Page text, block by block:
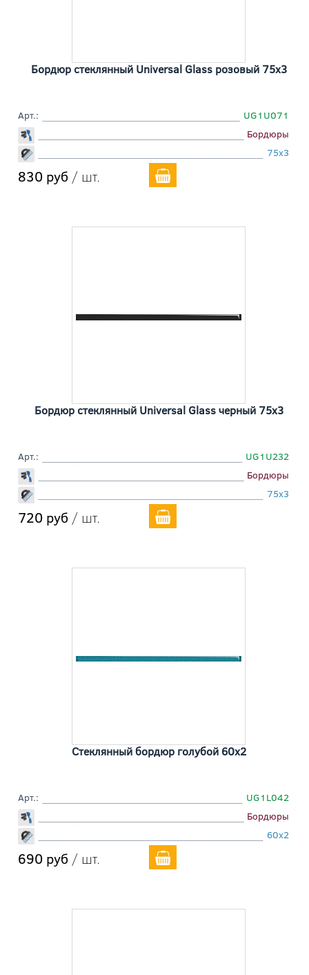
Бордюр стеклянный Universal Glass розовый 75x3
Арт.:
UG1U071
Бордюры
75x3
830 руб / шт.
Бордюр стеклянный Universal Glass черный 75x3
Арт.:
UG1U232
Бордюры
75x3
720 руб / шт.
Стеклянный бордюр голубой 60x2
Арт.:
UG1L042
Бордюры
60x2
690 руб / шт.